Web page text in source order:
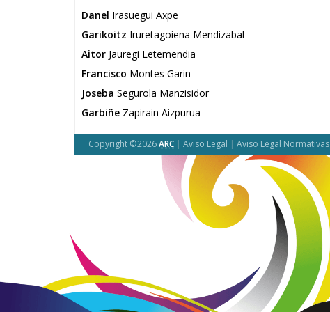
Danel Irasuegui Axpe
Garikoitz Iruretagoiena Mendizabal
Aitor Jauregi Letemendia
Francisco Montes Garin
Joseba Segurola Manzisidor
Garbiñe Zapirain Aizpurua
Copyright ©2026ARC | Aviso Legal | Aviso Legal Normativas